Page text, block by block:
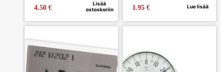
4.50€
Lisää
ostoskoriin
1.95€ Lue lisää